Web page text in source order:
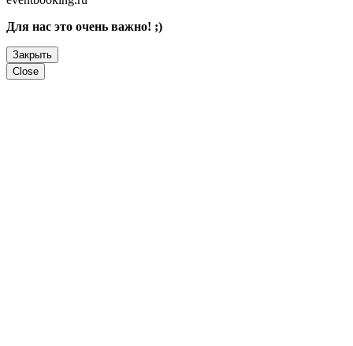
Для нас это очень важно! ;)
Закрыть
Close